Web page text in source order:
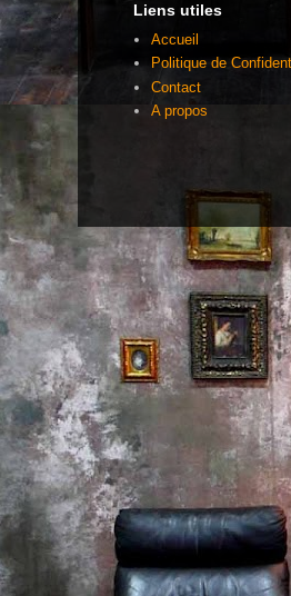
Liens utiles
Accueil
Politique de
Contact
A propos